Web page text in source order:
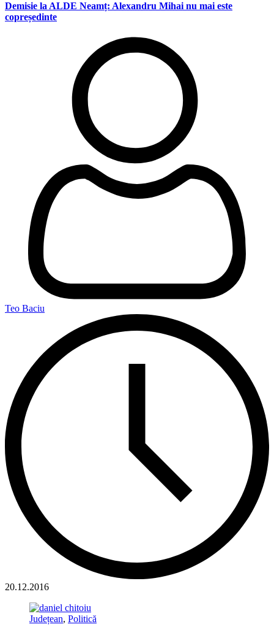
Demisie la ALDE Neamț: Alexandru Mihai nu mai este
copreședinte
Teo Baciu
20.12.2016
Județean, Politică